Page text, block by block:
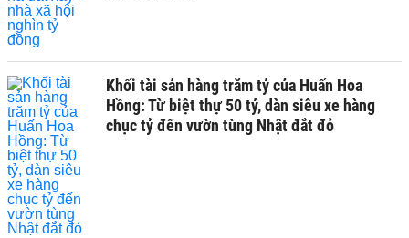
Khối tài sản hàng trăm tỷ của Huấn Hoa
Hồng: Từ biệt thự 50 tỷ, dàn siêu xe hàng
chục tỷ đến vườn tùng Nhật đắt đỏ